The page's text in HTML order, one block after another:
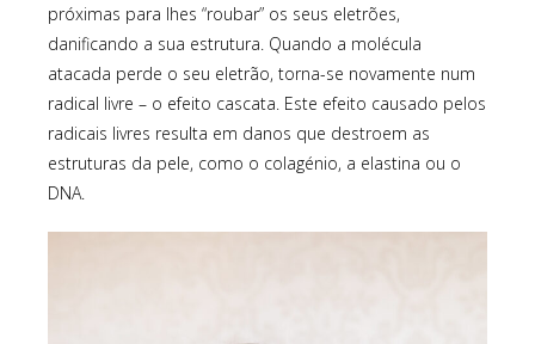
próximas para lhes “roubar” os seus eletrões,
danificando a sua estrutura. Quando a molécula
atacada perde o seu eletrão, torna-se novamente num
radical livre – o efeito cascata. Este efeito causado pelos
radicais livres resulta em danos que destroem as
estruturas da pele, como o colagénio, a elastina ou o
DNA.